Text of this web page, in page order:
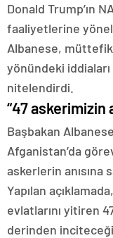
Donald Trump’ın
faaliyetlerine
Albanese,
yönündeki
nitelendirdi.
“47 askerimizin
Başbakan
Afganistan’da
askerlerin anısına
Yapılan
evlatlarını yitiren
derinden